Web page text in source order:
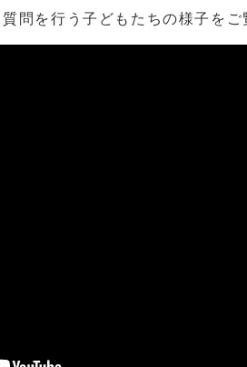
問を行う子どもたちの様子をご